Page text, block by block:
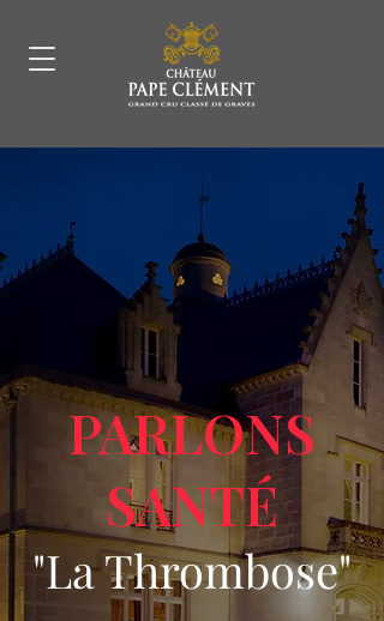
PARLONS
SANTÉ
"La Thrombose"